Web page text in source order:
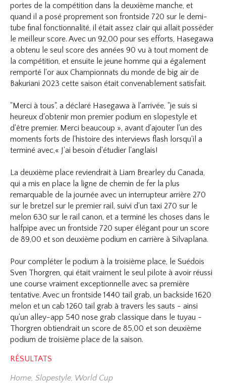
portes de la compétition dans la deuxième manche, et
quand il a posé proprement son frontside 720 sur le demi-
tube final fonctionnalité, il était assez clair qui allait posséder
le meilleur score. Avec un 92,00 pour ses efforts, Hasegawa
a obtenu le seul score des années 90 vu à tout moment de
la compétition, et ensuite le jeune homme qui a également
remporté l'or aux Championnats du monde de big air de
Bakuriani 2023 cette saison était convenablement satisfait.
"Merci à tous", a déclaré Hasegawa à l'arrivée, "je suis si
heureux d'obtenir mon premier podium en slopestyle et
d'être premier. Merci beaucoup », avant d'ajouter l'un des
moments forts de l'histoire des interviews flash lorsqu'il a
terminé avec,« J'ai besoin d'étudier l'anglais!
La deuxième place reviendrait à Liam Brearley du Canada,
qui a mis en place la ligne de chemin de fer la plus
remarquable de la journée avec un interrupteur arrière 270
sur le bretzel sur le premier rail, suivi d'un taxi 270 sur le
melon 630 sur le rail canon, et a terminé les choses dans le
halfpipe avec un frontside 720 super élégant pour un score
de 89,00 et son deuxième podium en carrière à Silvaplana.
Pour compléter le podium à la troisième place, le Suédois
Sven Thorgren, qui était vraiment le seul pilote à avoir réussi
une course vraiment exceptionnelle avec sa première
tentative. Avec un frontside 1440 tail grab, un backside 1620
melon et un cab 1260 tail grab à travers les sauts - ainsi
qu'un alley-app 540 nose grab classique dans le tuyau -
Thorgren obtiendrait un score de 85,00 et son deuxième
podium de troisième place de la saison.
RÉSULTATS
Home,Slopestyle, World Cup